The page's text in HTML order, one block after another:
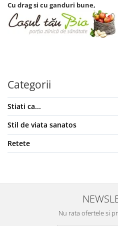
Cu drag si cu ganduri bune,
Categorii
Stiati ca...
Stil de viata sanatos
Retete
Nu rata ofertele si